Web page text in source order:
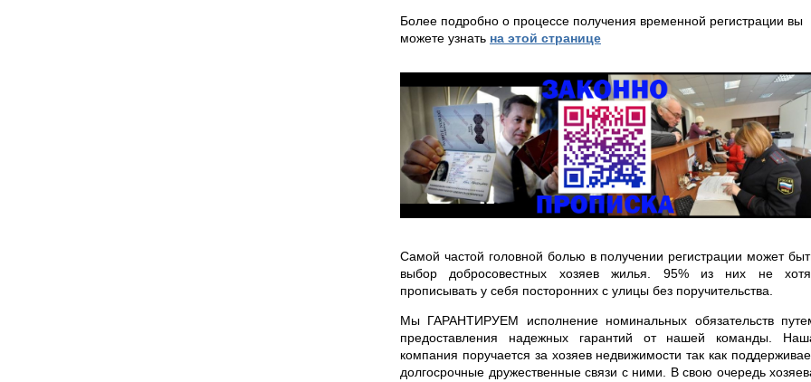
Более подробно о процессе получения временной регистрации вы
можете узнать на этой странице
Самой частой головной болью в получении регистрации может
выбор добросовестных хозяев жилья. 95% из них не
прописывать у себя посторонних с улицы без поручительства.
Мы ГАРАНТИРУЕМ исполнение номинальных обязательств
предоставления надежных гарантий от нашей команды.
компания поручается за хозяев недвижимости так как
долгосрочные дружественные связи с ними. В свою очередь